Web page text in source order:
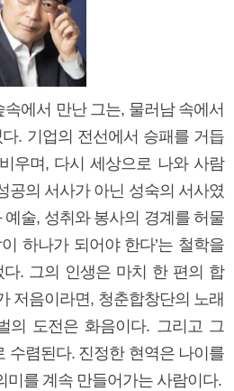
에서 만난 그는, 물러남 속에서
. 기업의 전선에서 승패를 거듭
우며, 다시 세상으로 나와 사람
공의 서사가 아닌 성숙의 서사였
예술, 성취와 봉사의 경계를 허물
하나가 되어야 한다’는 철학을
. 그의 인생은 마치 한 편의 합
저음이라면, 청춘합창단의 노래
의 도전은 화음이다. 그리고 그
수렴된다. 진정한 현역은 나이를
미를 계속 만들어가는 사람이다.